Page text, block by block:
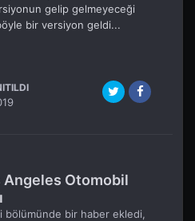
gelip gelmeyeceği
bir versiyon geldi...
Angeles Otomobil
bölümünde bir haber ekledi,